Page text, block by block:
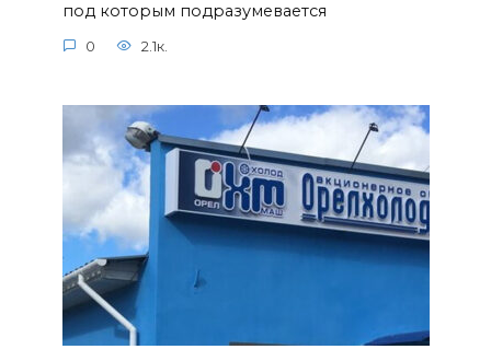
под которым подразумевается
0 2.1к.